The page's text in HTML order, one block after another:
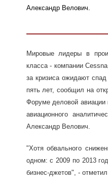
Александр Велович.
Мировые лидеры в
класса - компании
за кризиса ожидают
пять лет, сообщил на
Форуме деловой авиации
авиационного
Александр Велович.
"Хотя обвального
одном: с 2009 по 2013
бизнес-джетов", -